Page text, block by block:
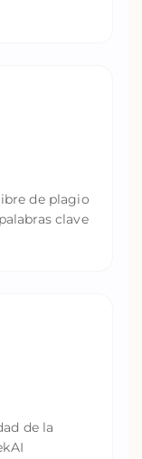
de plagio
clave
de la